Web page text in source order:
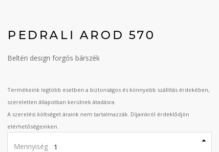
PEDRALI AROD 570
Beltéri design forgós bárszék
Termékeink legtöbb esetben a biztonságos és könnyebb szállítás érdekében,
szereletlen állapotban kerülnek átadásra.
A szerelési költséget áraink nem tartalmazzák. Díjainkról érdeklődjön
elérhetőségeinken.
Mennyiség